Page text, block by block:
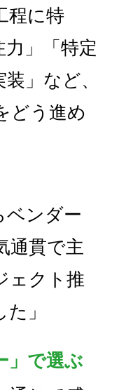
程に特
」「特定
」など、
どう進め
ベンダー
通貫で主
ェクト推
」
」で選ぶ